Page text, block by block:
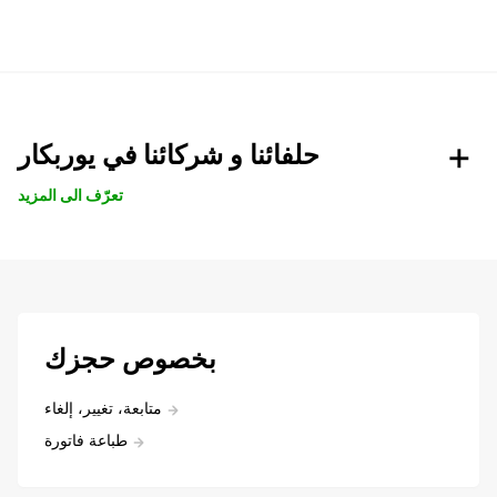
حلفائنا و شركائنا في يوربكار
تعرّف الى المزيد
بخصوص حجزك
متابعة، تغيير، إلغاء
طباعة فاتورة